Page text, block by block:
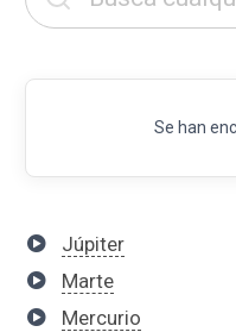
Se han
Júpiter
Marte
Mercurio